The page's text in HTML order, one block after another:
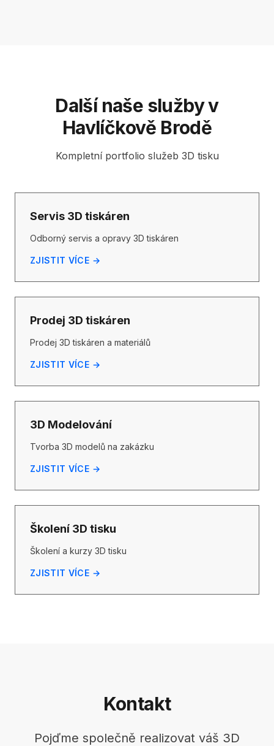
Další naše služby v
Havlíčkově Brodě
Kompletní portfolio služeb 3D tisku
Servis 3D tiskáren
Odborný servis a opravy 3D tiskáren
ZJISTIT VÍCE →
Prodej 3D tiskáren
Prodej 3D tiskáren a materiálů
ZJISTIT VÍCE →
3D Modelování
Tvorba 3D modelů na zakázku
ZJISTIT VÍCE →
Školení 3D tisku
Školení a kurzy 3D tisku
ZJISTIT VÍCE →
Kontakt
Pojďme společně realizovat váš 3D